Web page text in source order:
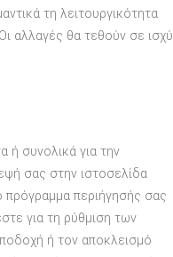
τη λειτουργικότητα
αλλαγές θα τεθούν σε ισχύ
ή συνολικά για την
σας στην ιστοσελίδα
πρόγραμμα περιήγησής σας
για τη ρύθμιση των
ή τον αποκλεισμό